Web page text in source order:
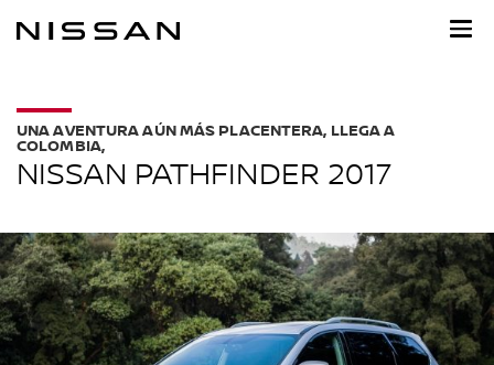
NISSAN PATHFINDER 2017
UNA AVENTURA AÚN MÁS PLACENTERA, LLEGA A
COLOMBIA,